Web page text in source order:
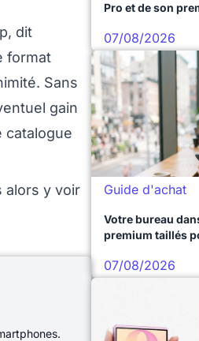
dit
format
Sans
gain
catalogue
alors y voir
Pro et de son
07/08/2026
Guide d'achat
Votre bureau
premium taillés
07/08/2026